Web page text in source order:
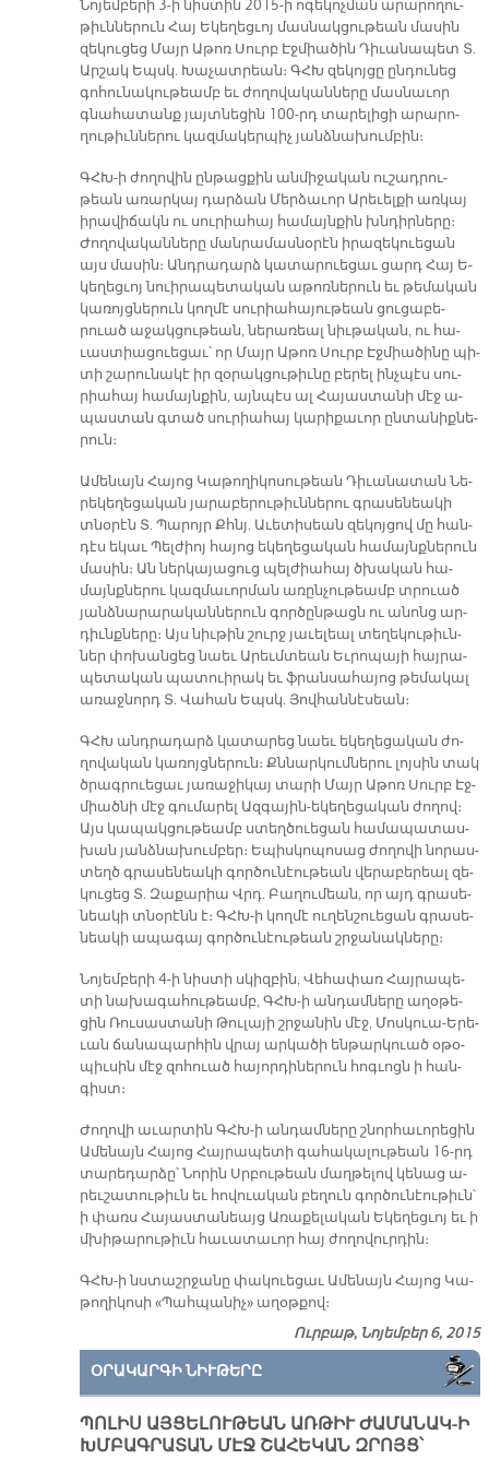
Նո­յեմ­բե­րի 3-ի նիս­տին 2015-ի ո­գե­կոչ­ման ա­րա­րո­ղու­
թիւն­նե­րուն Հայ Ե­կե­ղեց­ւոյ մաս­նակ­ցու­թեան մա­սին
զե­կու­ցեց Մայր Ա­թոռ Սուրբ Էջ­միա­ծին Դի­ւա­նա­պետ Տ.
Ար­շակ Եպսկ. Խա­չատ­րեան։ ԳՀԽ զե­կոյ­ցը ըն­դու­նեց
գո­հու­նա­կու­թեամբ եւ ժո­ղո­վա­կան­նե­րը մաս­նա­ւոր
գնա­հա­տանք յայտ­նե­ցին 100-րդ տա­րե­լի­ցի ա­րա­րո­
ղու­թիւն­նե­րու կազ­մա­կեր­պիչ յանձ­նա­խում­բին։
ԳՀԽ­-ի ժո­ղո­վին ըն­թաց­քին ան­մի­ջա­կան ու­շադ­րու­
թեան ա­ռար­կայ դար­ձան Մեր­ձա­ւոր Ա­րե­ւել­քի առ­կայ
ի­րա­վի­ճակն ու սու­րիա­հայ հա­մայն­քին խնդիր­նե­րը։
Ժո­ղո­վա­կան­նե­րը ման­րա­մաս­նօ­րէն ի­րա­զե­կուե­ցան
այս մա­սին։ Անդ­րա­դարձ կա­տա­րուե­ցաւ ցարդ Հայ Ե­
կե­ղեց­ւոյ նուի­րա­պե­տա­կան ա­թոռ­նե­րուն եւ թե­մա­կան
կա­ռոյց­նե­րուն կող­մէ սու­րիա­հա­յու­թեան ցու­ցա­բե­
րուած ա­ջակ­ցու­թեան, նե­րա­ռեալ նիւ­թա­կան, ու հա­
ւաս­տիա­ցուե­ցաւ՝ որ Մայր Ա­թոռ Սուրբ Էջ­միա­ծի­նը պի­
տի շա­րու­նա­կէ իր զօ­րակ­ցու­թիւ­նը բե­րել ինչ­պէս սու­
րիա­հայ հա­մայն­քին, այն­պէս ալ Հա­յաս­տա­նի մէջ ա­
պաս­տան գտած սու­րիա­հայ կա­րի­քա­ւոր ըն­տա­նիք­նե­
րուն։
Ա­մե­նայն Հա­յոց Կա­թո­ղի­կո­սու­թեան Դի­ւա­նա­տան Նե­
րե­կե­ղե­ցա­կան յա­րա­բե­րու­թիւն­նե­րու գրա­սե­նեա­կի
տնօ­րէն Տ. Պա­րոյր Քհնյ. Ա­ւե­տի­սեան զե­կոյ­ցով մը հան­
դէս ե­կաւ Պել­ժիոյ հա­յոց ե­կե­ղե­ցա­կան հա­մայնք­նե­րուն
մա­սին։ Ան ներ­կա­յա­ցուց պել­ժիա­հայ ծխա­կան հա­
մայնք­նե­րու կազ­մա­ւոր­ման ա­ռըն­չու­թեամբ տրուած
յանձ­նա­րա­րա­կան­նե­րուն գոր­ծըն­թացն ու ա­նոնց ար­
դիւնք­նե­րը։ Այս նիւ­թին շուրջ յա­ւե­լեալ տե­ղե­կու­թիւն­
ներ փո­խան­ցեց նաեւ Ա­րեւմ­տեան Եւ­րո­պա­յի հայ­րա­
պե­տա­կան պա­տուի­րակ եւ ֆրան­սա­հա­յոց թե­մա­կալ
ա­ռաջ­նորդ Տ. Վա­հան Եպսկ. Յով­հան­նէ­սեան։
ԳՀԽ անդ­րա­դարձ կա­տա­րեց նաեւ ե­կե­ղե­ցա­կան ժո­
ղո­վա­կան կա­ռոյց­նե­րուն։ Քննար­կում­նե­րու լոյ­սին տակ
ծրագ­րուե­ցաւ յա­ռա­ջի­կայ տա­րի Մայր Ա­թոռ Սուրբ Էջ­
միած­նի մէջ գու­մա­րել Ազ­գա­յին-ե­կե­ղե­ցա­կան ժո­ղով։
Այս կա­պակ­ցու­թեամբ ստեղ­ծուե­ցան հա­մա­պա­տաս­
խան յանձ­նա­խում­բեր։ Ե­պիս­կո­պո­սաց ժո­ղո­վի նո­րաս­
տեղծ գրա­սե­նեա­կի գոր­ծու­նէու­թեան վե­րա­բե­րեալ զե­
կու­ցեց Տ. Զա­քա­րիա Վրդ. Բա­ղու­մեան, որ այդ գրա­սե­
նեա­կի տնօ­րէնն է։ ԳՀԽ­-ի կող­մէ ու­ղեն­շուե­ցան գրա­սե­
նեա­կի ա­պա­գայ գոր­ծու­նէու­թեան շրջա­նակ­նե­րը։
Նո­յեմ­բե­րի 4-ի նիս­տի սկիզ­բին, Վե­հա­փառ Հայ­րա­պե­
տի նա­խա­գա­հու­թեամբ, ԳՀԽ­-ի ան­դամ­նե­րը ա­ղօ­թե­
ցին Ռու­սաս­տա­նի Թու­լա­յի շրջա­նին մէջ, Մոս­կուա-Ե­րե­
ւան ճա­նա­պար­հին վրայ ար­կա­ծի են­թար­կուած օ­թօ­
պիւ­սին մէջ զո­հուած հա­յոր­դի­նե­րուն հոգ­ւոցն ի հան­
գիստ։
Ժո­ղո­վի ա­ւար­տին ԳՀԽ­-ի ան­դամ­նե­րը շնոր­հա­ւո­րե­ցին
Ա­մե­նայն Հա­յոց Հայ­րա­պե­տի գա­հա­կա­լու­թեան 16-րդ
տա­րե­դար­ձը՝ Նո­րին Սրբու­թեան մաղ­թե­լով կե­նաց ա­
րեւ­շա­տու­թիւն եւ հո­վուա­կան բե­ղուն գոր­ծու­նէու­թիւն՝
ի փառս Հա­յաս­տա­նեայց Ա­ռա­քե­լա­կան Ե­կե­ղեց­ւոյ եւ ի
մխի­թա­րու­թիւն հա­ւա­տա­ւոր հայ ժո­ղո­վուր­դին։
ԳՀԽ­-ի նստաշր­ջա­նը փա­կուե­ցաւ Ա­մե­նայն Հա­յոց Կա­
թո­ղի­կո­սի «Պահ­պա­նիչ» ա­ղօթ­քով։
Ուրբաթ, Նոյեմբեր 6, 2015
ՕՐԱԿԱՐԳԻ ՆԻՒԹԵՐԸ
ՊՈԼԻՍ ԱՅՑԵԼՈՒԹԵԱՆ ԱՌԹԻՒ ԺԱՄԱՆԱԿ-Ի
ԽՄԲԱԳՐԱՏԱՆ ՄԷՋ ՇԱՀԵԿԱՆ ԶՐՈՅՑ՝